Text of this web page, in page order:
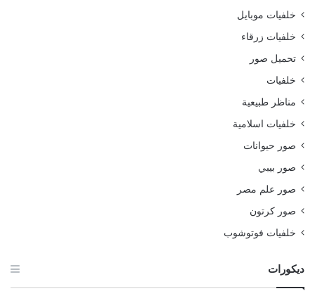
خلفيات موبايل
خلفيات زرقاء
تحميل صور
خلفيات
مناظر طبيعية
خلفيات اسلامية
صور حيوانات
صور بيبي
صور علم مصر
صور كرتون
خلفيات فوتوشوب
ديكورات